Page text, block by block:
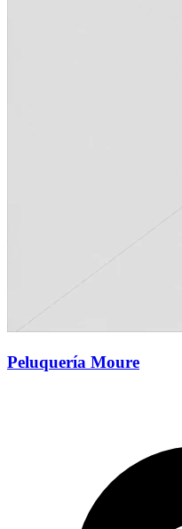
Peluquería Moure